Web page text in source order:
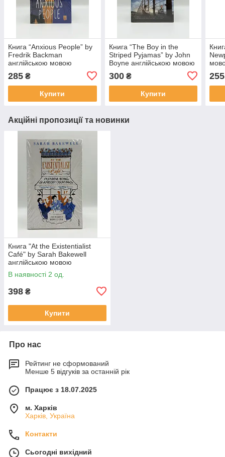
Книга “Anxious People” by
Fredrik Backman
англійською мовою
285 ₴
Купити
Книга “The Boy in the
Striped Pyjamas” by John
Boyne англійською мовою
300₴
Купити
255
Акційні пропозиції та новинки
Книга "At the Existentialist
Café" by Sarah Bakewell
англійською мовою
В наявності 2 од.
398 ₴
Купити
Про нас
Рейтинг не сформований
Менше 5 відгуків за останній рік
Працює з 18.07.2025
м. Харків
Харків, Україна
Контакти
Сьогодні вихідний